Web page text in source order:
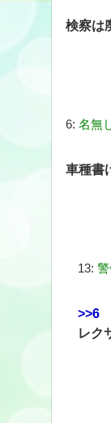
検察は
6: 名無
車種書
13:
>>6
レク